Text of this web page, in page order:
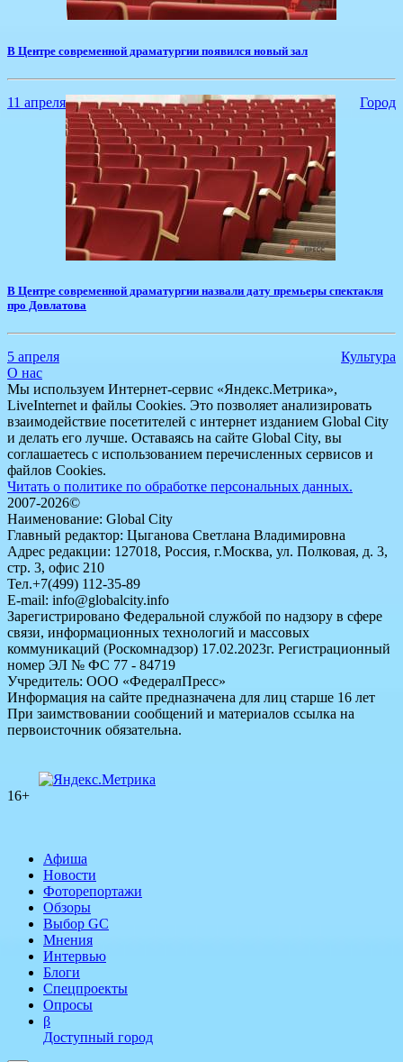
В Центре современной драматургии появился новый зал
11 апреля Город
В Центре современной драматургии назвали дату премьеры спектакля
про Довлатова
5 апреля
Культура
О нас
Мы используем Интернет-сервис «Яндекс.Метрика»,
LiveInternet и файлы Cookies. Это позволяет анализировать
взаимодействие посетителей с интернет изданием Global City
и делать его лучше. Оставаясь на сайте Global City, вы
соглашаетесь с использованием перечисленных сервисов и
файлов Cookies.
Читать о политике по обработке персональных данных.
2007-2026©
Наименование: Global City
Главный редактор: Цыганова Светлана Владимировна
Адрес редакции: 127018, Россия, г.Москва, ул. Полковая, д. 3,
стр. 3, офис 210
Тел.+7(499) 112-35-89
E-mail: info@globalcity.info
Зарегистрировано Федеральной службой по надзору в сфере
связи, информационных технологий и массовых
коммуникаций (Роскомнадзор) 17.02.2023г. Регистрационный
номер ЭЛ № ФС 77 - 84719
Учредитель: ООО «ФедералПресс»
Информация на сайте предназначена для лиц старше 16 лет
При заимствовании сообщений и материалов ссылка на
первоисточник обязательна.
16+
Афиша
Новости
Фоторепортажи
Обзоры
Выбор GC
Мнения
Интервью
Блоги
Спецпроекты
Опросы
β
Доступный город